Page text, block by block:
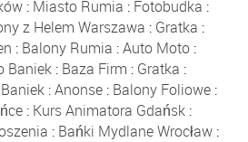
: Miasto Rumia : Fotobudka :
z Helem Warszawa : Gratka :
: Balony Rumia :Auto Moto :
Baniek : Baza Firm : Gratka :
:Anonse : Balony Foliowe :
: Kurs Animatora Gdańsk :
: Bańki Mydlane Wrocław: